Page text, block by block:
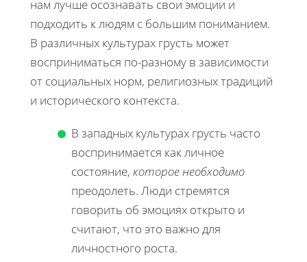
нам лучше осознавать свои эмоции и
подходить к людям с большим пониманием.
В различных культурах грусть может
восприниматься по-разному в зависимости
от социальных норм, религиозных традиций
и исторического контекста.
В западных культурах грусть часто
воспринимается как личное
состояние, которое необходимо
преодолеть. Люди стремятся
говорить об эмоциях открыто и
считают, что это важно для
личностного роста.